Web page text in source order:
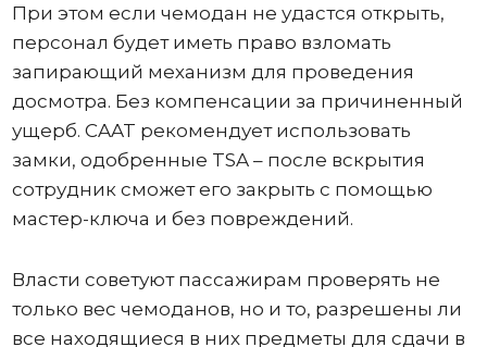
При этом если чемодан не удастся открыть,
персонал будет иметь право взломать
запирающий механизм для проведения
досмотра. Без компенсации за причиненный
ущерб. CAAT рекомендует использовать
замки, одобренные TSA – после вскрытия
сотрудник сможет его закрыть с помощью
мастер-ключа и без повреждений.
Власти советуют пассажирам проверять не
только вес чемоданов, но и то, разрешены ли
все находящиеся в них предметы для сдачи в